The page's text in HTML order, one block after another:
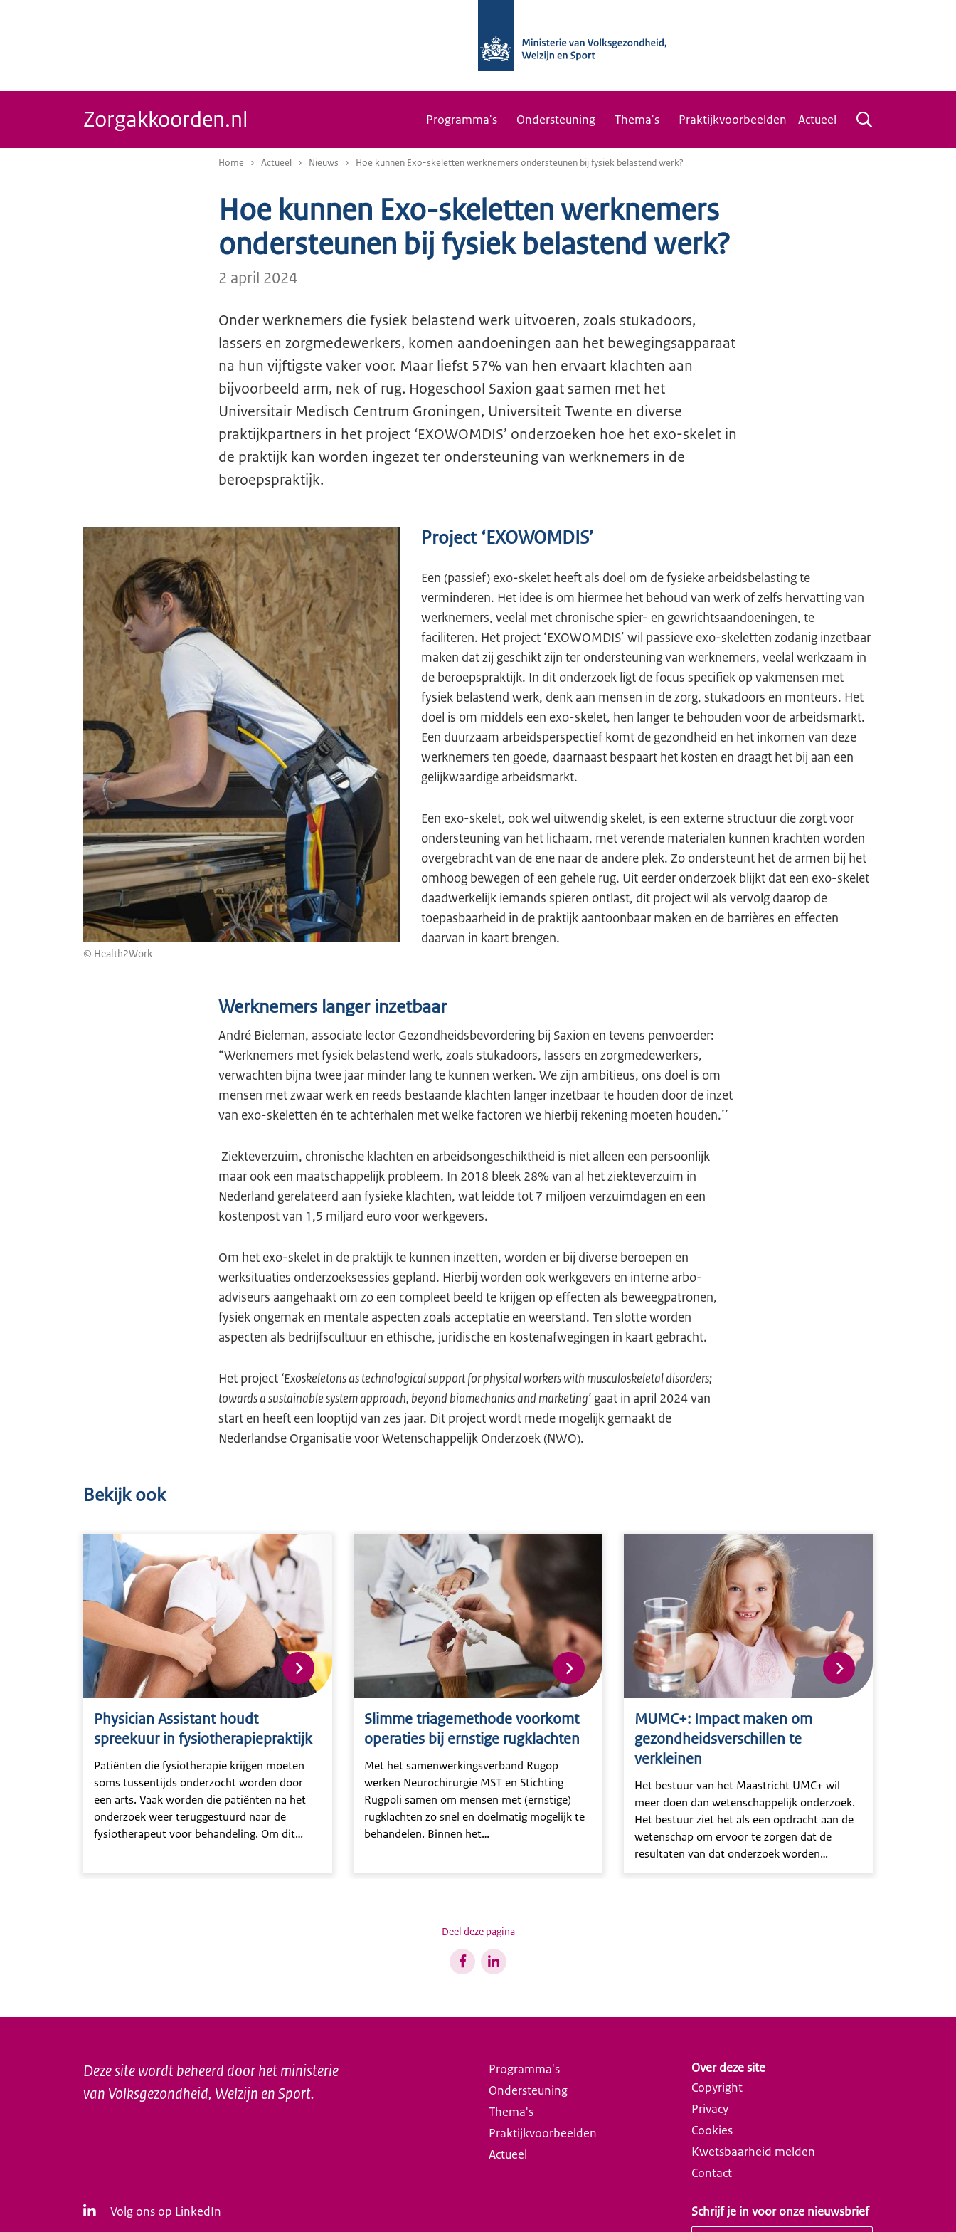
Zorgakkoorden.nl Programma's Ondersteuning Thema's Praktijkvoorbeelden Actueel
Home Actueel Nieuws Hoe kunnen Exo-skeletten werknemers ondersteunen bij fysiek belastend werk?
Hoe kunnen Exo-skeletten werknemers
ondersteunen bij fysiek belastend werk?
2 april 2024
Onder werknemers die fysiek belastend werk uitvoeren, zoals stukadoors,
lassers en zorgmedewerkers, komen aandoeningen aan het bewegingsapparaat
na hun vijftigste vaker voor. Maar liefst 57% van hen ervaart klachten aan
bijvoorbeeld arm, nek of rug. Hogeschool Saxion gaat samen met het
Universitair Medisch Centrum Groningen, Universiteit Twente en diverse
praktijkpartners in het project ‘EXOWOMDIS’ onderzoeken hoe het exo-skelet in
de praktijk kan worden ingezet ter ondersteuning van werknemers in de
beroepspraktijk.
Project ‘EXOWOMDIS’
© Health2Work
Een (passief) exo-skelet heeft als doel om de fysieke arbeidsbelasting te
verminderen. Het idee is om hiermee het behoud van werk of zelfs hervatting van
werknemers, veelal met chronische spier- en gewrichtsaandoeningen, te
faciliteren. Het project ‘EXOWOMDIS’ wil passieve exo-skeletten zodanig inzetbaar
maken dat zij geschikt zijn ter ondersteuning van werknemers, veelal werkzaam in
de beroepspraktijk. In dit onderzoek ligt de focus specifiek op vakmensen met
fysiek belastend werk, denk aan mensen in de zorg, stukadoors en monteurs. Het
doel is om middels een exo-skelet, hen langer te behouden voor de arbeidsmarkt.
Een duurzaam arbeidsperspectief komt de gezondheid en het inkomen van deze
werknemers ten goede, daarnaast bespaart het kosten en draagt het bij aan een
gelijkwaardige arbeidsmarkt.
Een exo-skelet, ook wel uitwendig skelet, is een externe structuur die zorgt voor
ondersteuning van het lichaam, met verende materialen kunnen krachten worden
overgebracht van de ene naar de andere plek. Zo ondersteunt het de armen bij het
omhoog bewegen of een gehele rug. Uit eerder onderzoek blijkt dat een exo-skelet
daadwerkelijk iemands spieren ontlast, dit project wil als vervolg daarop de
toepasbaarheid in de praktijk aantoonbaar maken en de barrières en effecten
daarvan in kaart brengen.
Werknemers langer inzetbaar
André Bieleman, associate lector Gezondheidsbevordering bij Saxion en tevens penvoerder:
“Werknemers met fysiek belastend werk, zoals stukadoors, lassers en zorgmedewerkers,
verwachten bijna twee jaar minder lang te kunnen werken. We zijn ambitieus, ons doel is om
mensen met zwaar werk en reeds bestaande klachten langer inzetbaar te houden door de inzet
van exo-skeletten én te achterhalen met welke factoren we hierbij rekening moeten houden.’’
Ziekteverzuim, chronische klachten en arbeidsongeschiktheid is niet alleen een persoonlijk
maar ook een maatschappelijk probleem. In 2018 bleek 28% van al het ziekteverzuim in
Nederland gerelateerd aan fysieke klachten, wat leidde tot 7 miljoen verzuimdagen en een
kostenpost van 1,5 miljard euro voor werkgevers.
Om het exo-skelet in de praktijk te kunnen inzetten, worden er bij diverse beroepen en
werksituaties onderzoeksessies gepland. Hierbij worden ook werkgevers en interne arbo-
adviseurs aangehaakt om zo een compleet beeld te krijgen op effecten als beweegpatronen,
fysiek ongemak en mentale aspecten zoals acceptatie en weerstand. Ten slotte worden
aspecten als bedrijfscultuur en ethische, juridische en kostenafwegingen in kaart gebracht.
Het project ‘Exoskeletons as technological support for physical workers with musculoskeletal disorders;
towards a sustainable system approach, beyond biomechanics and marketing’ gaat in april 2024 van
start en heeft een looptijd van zes jaar. Dit project wordt mede mogelijk gemaakt de
Nederlandse Organisatie voor Wetenschappelijk Onderzoek (NWO).
Bekijk ook
Physician Assistant houdt
spreekuur in fysiotherapiepraktijk
Patiënten die fysiotherapie krijgen moeten
soms tussentijds onderzocht worden door
een arts. Vaak worden die patiënten na het
onderzoek weer teruggestuurd naar de
fysiotherapeut voor behandeling. Om dit
Slimme triagemethode voorkomt
operaties bij ernstige rugklachten
Met het samenwerkingsverband Rugop
werken Neurochirurgie MST en Stichting
Rugpoli samen om mensen met (ernstige)
rugklachten zo snel en doelmatig mogelijk te
behandelen. Binnen het
MUMC+: Impact maken om
gezondheidsverschillen te
verkleinen
Het bestuur van het Maastricht UMC+ wil
meer doen dan wetenschappelijk onderzoek.
Het bestuur ziet het als een opdracht aan de
wetenschap om ervoor te zorgen dat de
resultaten van dat onderzoek worden
Deel deze pagina
Deze site wordt beheerd door het ministerie
van Volksgezondheid, Welzijn en Sport.
Programma's
Ondersteuning
Thema's
Praktijkvoorbeelden
Actueel
Over deze site
Copyright
Privacy
Cookies
Kwetsbaarheid melden
Contact
Volg ons op LinkedIn Schrijf je in voor onze nieuwsbrief